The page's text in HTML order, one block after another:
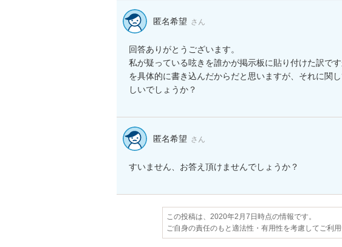
匿名希望 さん
回答ありがとうございます。
私が疑っている呟きを誰かが掲示板に貼り付けた訳で
を具体的に書き込んだからだと思いますが、それに関
しいでしょうか？
匿名希望 さん
すいません、お答え頂けませんでしょうか？
この投稿は、2020年2月7日時点の情報です。
ご自身の責任のもと適法性・有用性を考慮してご利